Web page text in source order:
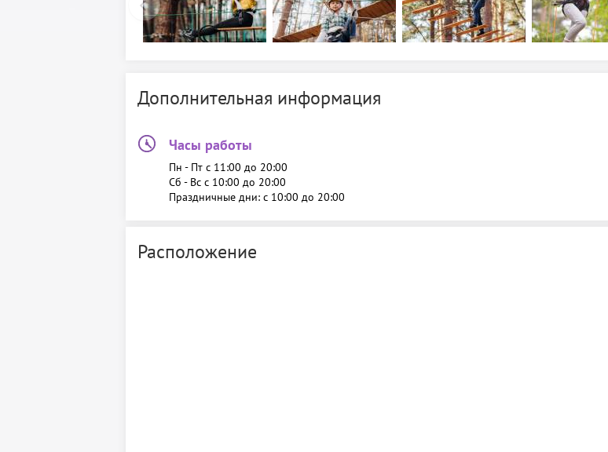
Дополнительная информация
Часы работы
Пн - Пт c 11:00 до 20:00
Сб - Вс c 10:00 до 20:00
Праздничные дни: c 10:00 до 20:00
Расположение